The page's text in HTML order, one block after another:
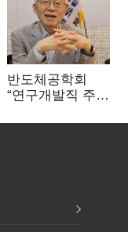
반도체공학회
“연구개발직 주
개선해야”